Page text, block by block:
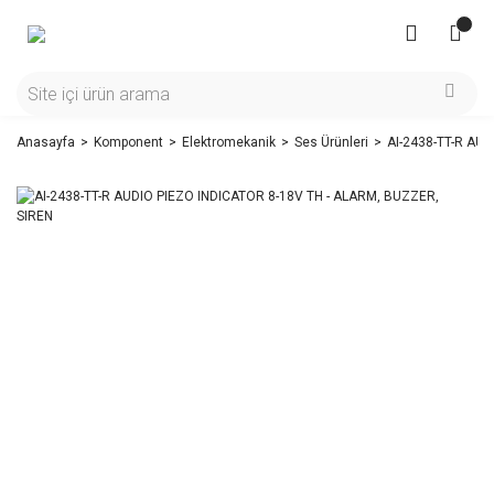
Anasayfa Komponent Elektromekanik Ses Ürünleri AI-2438-TT-R